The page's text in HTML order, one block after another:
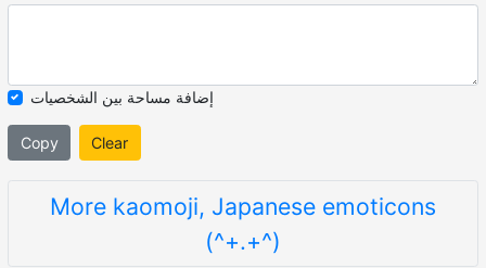
إضافة مساحة بين الشخصيات
Copy Clear
More kaomoji, Japanese emoticons
(^+.+^)